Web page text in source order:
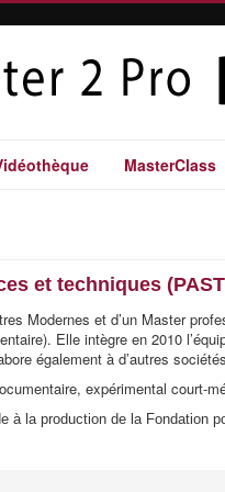
MasterClass
et techniques
Modernes et d’un Master
Elle intègre en 2010
également à d’autres
expérimental court-
à la production de la Fondation